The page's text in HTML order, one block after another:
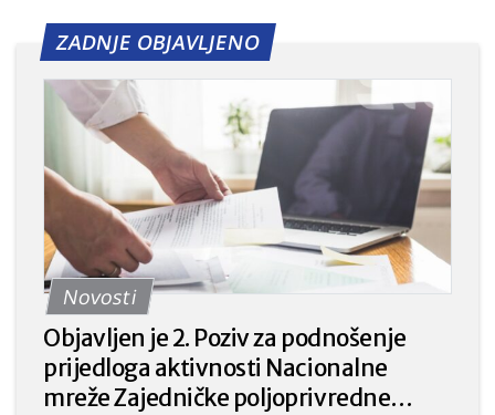
ZADNJE OBJAVLJENO
Novosti
Objavljen je 2. Poziv za podnošenje
prijedloga aktivnosti Nacionalne
mreže Zajedničke poljoprivredne